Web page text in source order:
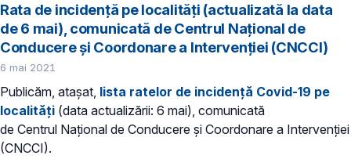
Rata de incidență pe localități (actualizată la data
de 6 mai), comunicată de Centrul Național de
Conducere și Coordonare a Intervenției (CNCCI)
6 mai 2021
Publicăm, atașat, lista ratelor de incidență Covid-19 pe
localități (data actualizării: 6 mai), comunicată
de Centrul Național de Conducere și Coordonare a Intervenției
(CNCCI).